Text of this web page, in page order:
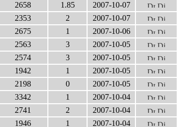
2658 1.85 2007-10-07
2353 2 2007-10-07
2675 1 2007-10-06
2563 3 2007-10-05
2574 3 2007-10-05
1942 1 2007-10-05
2198 0 2007-10-05
3342 1 2007-10-04
2741 2 2007-10-04
1946 1 2007-10-04